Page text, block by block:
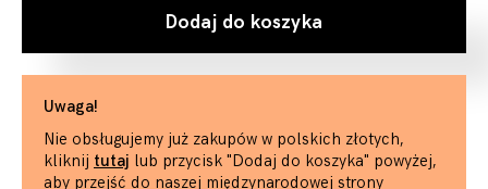
Dodaj do koszyka
Uwaga!
Nie obsługujemy już zakupów w polskich złotych,
kliknij tutaj lub przycisk "Dodaj do koszyka" powyżej,
aby przejść do naszej międzynarodowej strony